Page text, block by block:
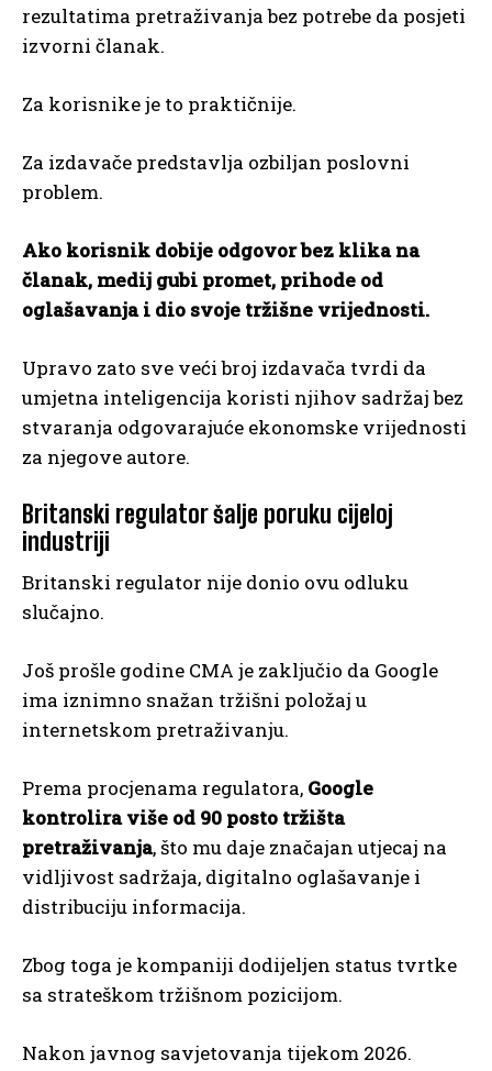
rezultatima pretraživanja bez potrebe da posjeti
izvorni članak.
Za korisnike je to praktičnije.
Za izdavače predstavlja ozbiljan poslovni
problem.
Ako korisnik dobije odgovor bez klika na
članak, medij gubi promet, prihode od
oglašavanja i dio svoje tržišne vrijednosti.
Upravo zato sve veći broj izdavača tvrdi da
umjetna inteligencija koristi njihov sadržaj bez
stvaranja odgovarajuće ekonomske vrijednosti
za njegove autore.
Britanski regulator šalje poruku cijeloj
industriji
Britanski regulator nije donio ovu odluku
slučajno.
Još prošle godine CMA je zaključio da Google
ima iznimno snažan tržišni položaj u
internetskom pretraživanju.
Prema procjenama regulatora, Google
kontrolira više od 90 posto tržišta
pretraživanja, što mu daje značajan utjecaj na
vidljivost sadržaja, digitalno oglašavanje i
distribuciju informacija.
Zbog toga je kompaniji dodijeljen status tvrtke
sa strateškom tržišnom pozicijom.
Nakon javnog savjetovanja tijekom 2026.